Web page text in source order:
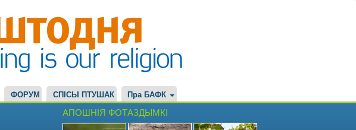
ФОРУМ СПІСЫ ПТУШАК Пра БАФК
АПОШНІЯ ФОТАЗДЫМКІ